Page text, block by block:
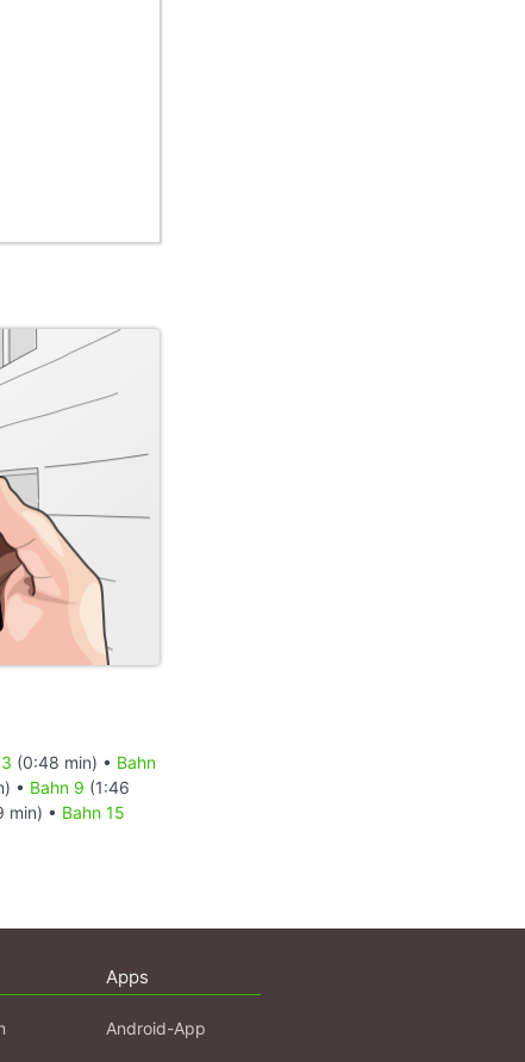
(0:48 min) • Bahn
• Bahn 9 (1:46
min) • Bahn 15
Apps
Android-App